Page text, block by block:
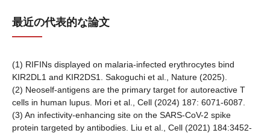
最近の代表的な論文
(1) RIFINs displayed on malaria-infected erythrocytes bind
KIR2DL1 and KIR2DS1. Sakoguchi et al., Nature (2025).
(2) Neoself-antigens are the primary target for autoreactive T
cells in human lupus. Mori et al., Cell (2024) 187: 6071-6087.
(3) An infectivity-enhancing site on the SARS-CoV-2 spike
protein targeted by antibodies. Liu et al., Cell (2021) 184:3452-